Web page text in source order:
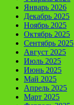
Январь 2026
Декабрь 2025
Ноябрь 2025
Октябрь 2025
Сентябрь 2025
Август 2025
Июль 2025
Июнь 2025
Май 2025
Апрель 2025
Март 2025